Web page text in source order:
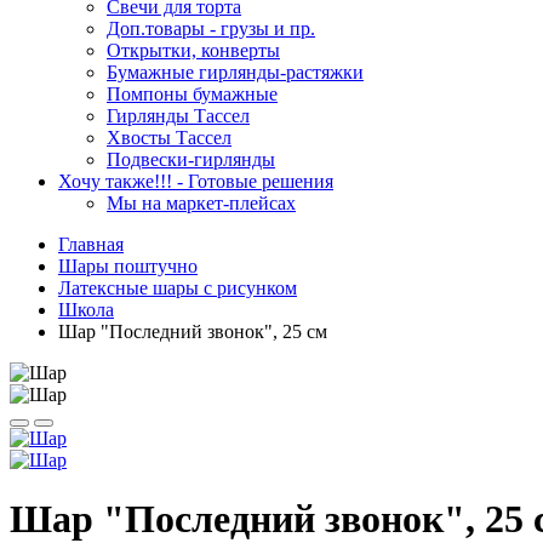
Свечи для торта
Доп.товары - грузы и пр.
Открытки, конверты
Бумажные гирлянды-растяжки
Помпоны бумажные
Гирлянды Тассел
Хвосты Тассел
Подвески-гирлянды
Хочу также!!! - Готовые решения
Мы на маркет-плейсах
Главная
Шары поштучно
Латексные шары с рисунком
Школа
Шар "Последний звонок", 25 см
Шар "Последний звонок", 25